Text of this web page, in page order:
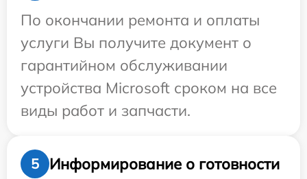
По окончании ремонта и оплаты
услуги Вы получите документ о
гарантийном обслуживании
устройства Microsoft сроком на все
виды работ и запчасти.
5 Информирование о готовности